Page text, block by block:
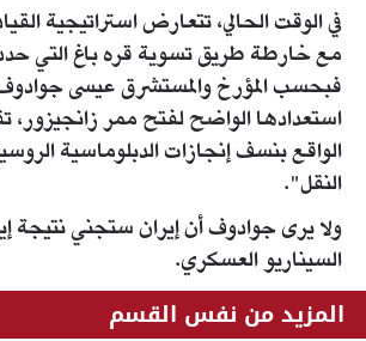
في الوقت الحالي، تتعارض استراتيجية
مع خارطة طريق تسوية قره باغ التي
فبحسب المؤرخ والمستشرق عيسى
استعدادها الواضح لفتح ممر زانجيزور،
الواقع بنسف إنجازات الدبلوماسية
النقل".
ولا يرى جوادوف أن إيران ستجني نتيجة
السيناريو العسكري.
المزيد من نفس القسم